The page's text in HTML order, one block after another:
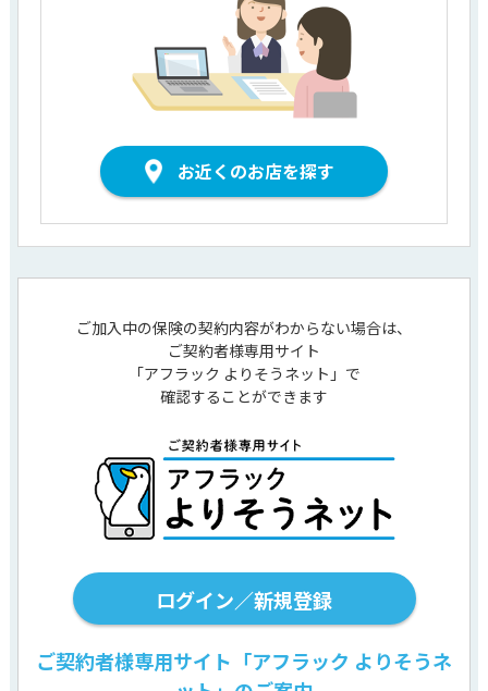
お近くのお店を探す
ご加入中の保険の契約内容がわからない場合は、
ご契約者様専用サイト
「アフラック よりそうネット」で
確認することができます
ログイン／新規登録
ご契約者様専用サイト「アフラック よりそうネ